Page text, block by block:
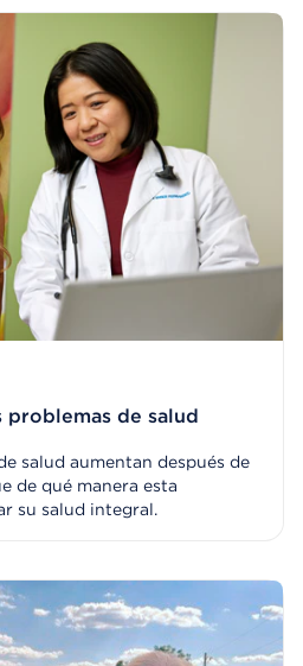
problemas de salud
salud aumentan después de
de qué manera esta
su salud integral.